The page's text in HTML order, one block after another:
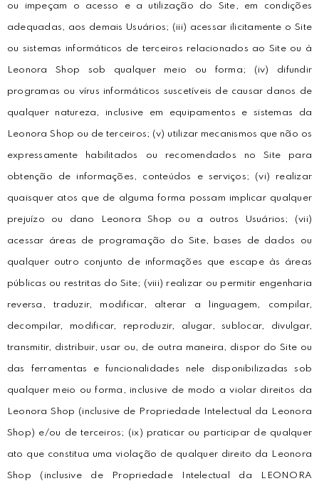
ou impeçam o acesso e a utilização do Site, em condições
adequadas, aos demais Usuários; (iii) acessar ilicitamente o Site
ou sistemas informáticos de terceiros relacionados ao Site ou à
Leonora Shop sob qualquer meio ou forma; (iv) difundir
programas ou vírus informáticos suscetíveis de causar danos de
qualquer natureza, inclusive em equipamentos e sistemas da
Leonora Shop ou de terceiros; (v) utilizar mecanismos que não os
expressamente habilitados ou recomendados no Site para
obtenção de informações, conteúdos e serviços; (vi) realizar
quaisquer atos que de alguma forma possam implicar qualquer
prejuízo ou dano Leonora Shop ou a outros Usuários; (vii)
acessar áreas de programação do Site, bases de dados ou
qualquer outro conjunto de informações que escape às áreas
públicas ou restritas do Site; (viii) realizar ou permitir engenharia
reversa, traduzir, modificar, alterar a linguagem, compilar,
decompilar, modificar, reproduzir, alugar, sublocar, divulgar,
transmitir, distribuir, usar ou, de outra maneira, dispor do Site ou
das ferramentas e funcionalidades nele disponibilizadas sob
qualquer meio ou forma, inclusive de modo a violar direitos da
Leonora Shop (inclusive de Propriedade Intelectual da Leonora
Shop) e/ou de terceiros; (ix) praticar ou participar de qualquer
ato que constitua uma violação de qualquer direito da Leonora
Shop (inclusive de Propriedade Intelectual da LEONORA